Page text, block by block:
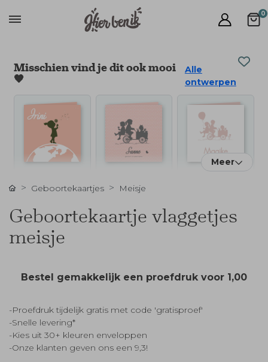
0
Misschien vind je dit ook mooi
🧡
Alle
ontwerpen
Meer
Geboortekaartjes Meisje
Geboortekaartje vlaggetjes
meisje
Bestel gemakkelijk een proefdruk voor 1,00
-Proefdruk tijdelijk gratis met code 'gratisproef'
-Snelle levering*
-Kies uit 30+ kleuren enveloppen
-Onze klanten geven ons een 9,3!